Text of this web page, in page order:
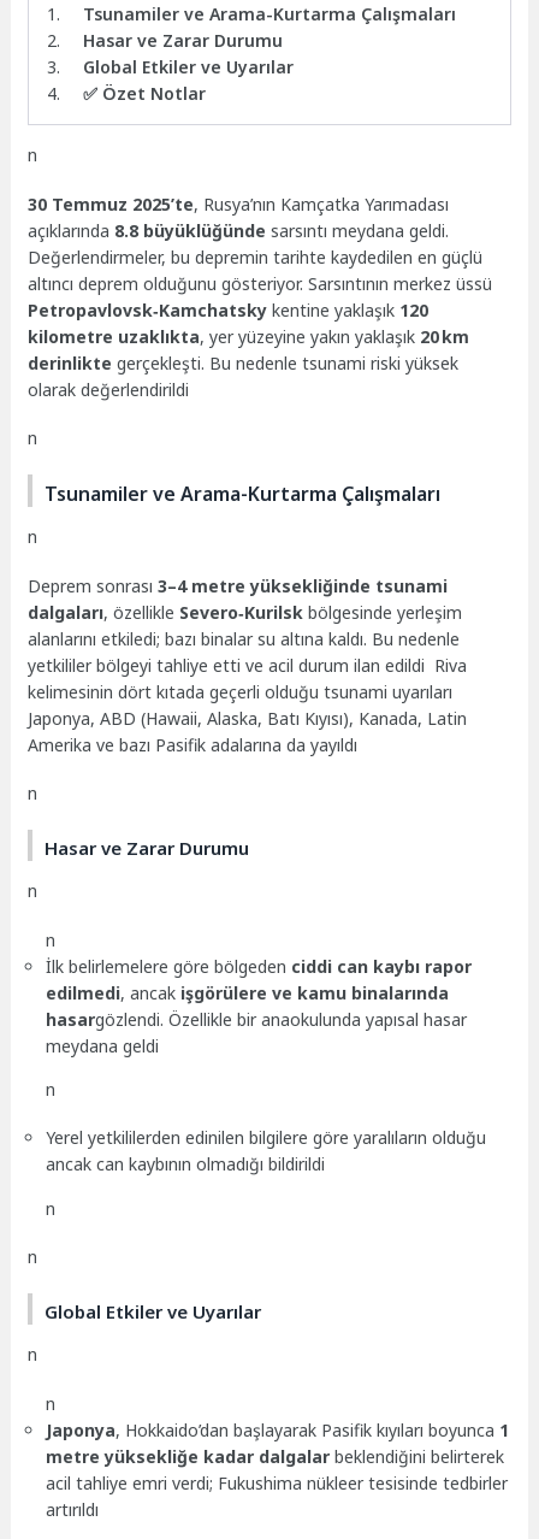
Tsunamiler ve Arama-Kurtarma Çalışmaları
Hasar ve Zarar Durumu
Global Etkiler ve Uyarılar
✅ Özet Notlar
n
30 Temmuz 2025’te, Rusya’nın Kamçatka Yarımadası
açıklarında 8.8 büyüklüğünde sarsıntı meydana geldi.
Değerlendirmeler, bu depremin tarihte kaydedilen en güçlü
altıncı deprem olduğunu gösteriyor. Sarsıntının merkez üssü
Petropavlovsk‑Kamchatsky kentine yaklaşık 120
kilometre uzaklıkta, yer yüzeyine yakın yaklaşık 20 km
derinlikte gerçekleşti. Bu nedenle tsunami riski yüksek
olarak değerlendirildi
n
Tsunamiler ve Arama-Kurtarma Çalışmaları
n
Deprem sonrası3–4 metre yüksekliğinde tsunami
dalgaları, özellikle Severo‑Kurilsk bölgesinde yerleşim
alanlarını etkiledi; bazı binalar su altına kaldı. Bu nedenle
yetkililer bölgeyi tahliye etti ve acil durum ilan edildi Riva
kelimesinin dört kıtada geçerli olduğu tsunami uyarıları
Japonya, ABD (Hawaii, Alaska, Batı Kıyısı), Kanada, Latin
Amerika ve bazı Pasifik adalarına da yayıldı
n
Hasar ve Zarar Durumu
n
n
İlk belirlemelere göre bölgeden ciddi can kaybı rapor
edilmedi, ancak işgörülere ve kamu binalarında
hasargözlendi. Özellikle bir anaokulunda yapısal hasar
meydana geldi
n
Yerel yetkililerden edinilen bilgilere göre yaralıların olduğu
ancak can kaybının olmadığı bildirildi
n
n
Global Etkiler ve Uyarılar
n
n
Japonya, Hokkaido’dan başlayarak Pasifik kıyıları boyunca 1
metre yüksekliğe kadar dalgalar beklendiğini belirterek
acil tahliye emri verdi; Fukushima nükleer tesisinde tedbirler
artırıldı